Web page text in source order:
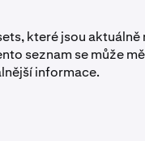
které jsou
seznam se může
informace.